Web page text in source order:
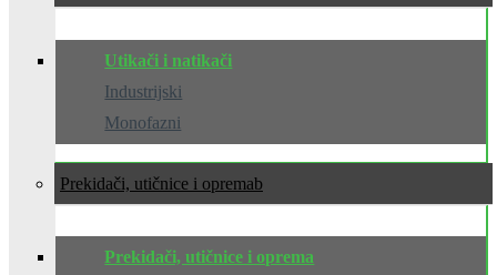
Utikači i natikači
Industrijski
Monofazni
Prekidači, utičnice i oprema
Prekidači, utičnice i oprema